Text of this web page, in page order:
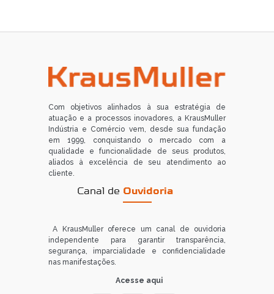
Com objetivos alinhados à sua estratégia de
atuação e a processos inovadores, a KrausMuller
Indústria e Comércio vem, desde sua fundação
em 1999, conquistando o mercado com a
qualidade e funcionalidade de seus produtos,
aliados à excelência de seu atendimento ao
cliente.
Canal de Ouvidoria
A KrausMuller oferece um canal de ouvidoria
independente para garantir transparência,
segurança, imparcialidade e confidencialidade
nas manifestações.
Acesse aqui